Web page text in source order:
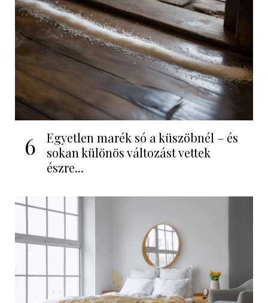
6
Egyetlen marék só a küszöbnél – és
sokan különös változást vettek
észre...